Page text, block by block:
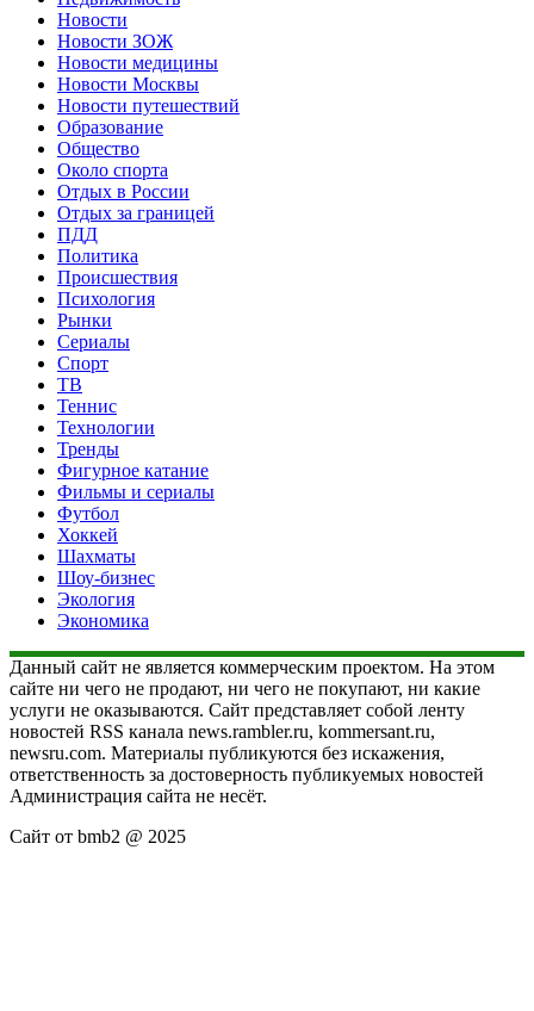
Новости
Новости ЗОЖ
Новости медицины
Новости Москвы
Новости путешествий
Образование
Общество
Около спорта
Отдых в России
Отдых за границей
ПДД
Политика
Происшествия
Психология
Рынки
Сериалы
Спорт
ТВ
Теннис
Технологии
Тренды
Фигурное катание
Фильмы и сериалы
Футбол
Хоккей
Шахматы
Шоу-бизнес
Экология
Экономика
Данный сайт не является коммерческим проектом. На этом
сайте ни чего не продают, ни чего не покупают, ни какие
услуги не оказываются. Сайт представляет собой ленту
новостей RSS канала news.rambler.ru, kommersant.ru,
newsru.com. Материалы публикуются без искажения,
ответственность за достоверность публикуемых новостей
Администрация сайта не несёт.
Сайт от bmb2 @ 2025